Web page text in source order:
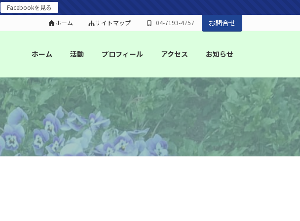
Facebookを見る
ホーム サイトマップ 04-7193-4757 お問合せ
ホーム 活動 プロフィール アクセス お知らせ